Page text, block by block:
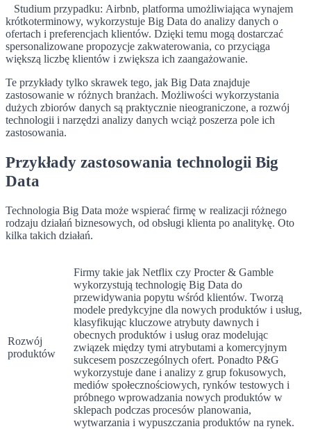
Studium przypadku: Airbnb, platforma umożliwiająca wynajem
krótkoterminowy, wykorzystuje Big Data do analizy danych o
ofertach i preferencjach klientów. Dzięki temu mogą dostarczać
spersonalizowane propozycje zakwaterowania, co przyciąga
większą liczbę klientów i zwiększa ich zaangażowanie.
Te przykłady tylko skrawek tego, jak Big Data znajduje
zastosowanie w różnych branżach. Możliwości wykorzystania
dużych zbiorów danych są praktycznie nieograniczone, a rozwój
technologii i narzędzi analizy danych wciąż poszerza pole ich
zastosowania.
Przykłady zastosowania technologii Big
Data
Technologia Big Data może wspierać firmę w realizacji różnego
rodzaju działań biznesowych, od obsługi klienta po analitykę. Oto
kilka takich działań.
Rozwój
produktów
Firmy takie jak Netflix czy Procter & Gamble
wykorzystują technologię Big Data do
przewidywania popytu wśród klientów. Tworzą
modele predykcyjne dla nowych produktów i usług,
klasyfikując kluczowe atrybuty dawnych i
obecnych produktów i usług oraz modelując
związek między tymi atrybutami a komercyjnym
sukcesem poszczególnych ofert. Ponadto P&G
wykorzystuje dane i analizy z grup fokusowych,
mediów społecznościowych, rynków testowych i
próbnego wprowadzania nowych produktów w
sklepach podczas procesów planowania,
wytwarzania i wypuszczania produktów na rynek.